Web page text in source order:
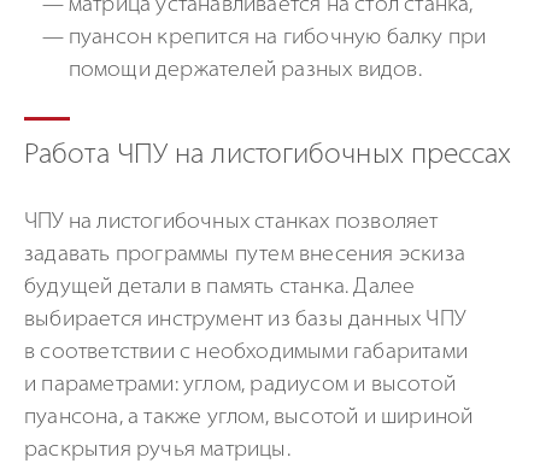
матрица устанавливается на стол станка,
пуансон крепится на гибочную балку при
помощи держателей разных видов.
Работа ЧПУ на листогибочных прессах
ЧПУ на листогибочных станках позволяет
задавать программы путем внесения эскиза
будущей детали в память станка. Далее
выбирается инструмент из базы данных ЧПУ
в соответствии с необходимыми габаритами
и параметрами: углом, радиусом и высотой
пуансона, а также углом, высотой и шириной
раскрытия ручья матрицы.